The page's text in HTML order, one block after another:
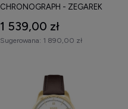
CHRONOGRAPH - ZEGAREK
1 539,00 zł
Sugerowana: 1 890,00 zł